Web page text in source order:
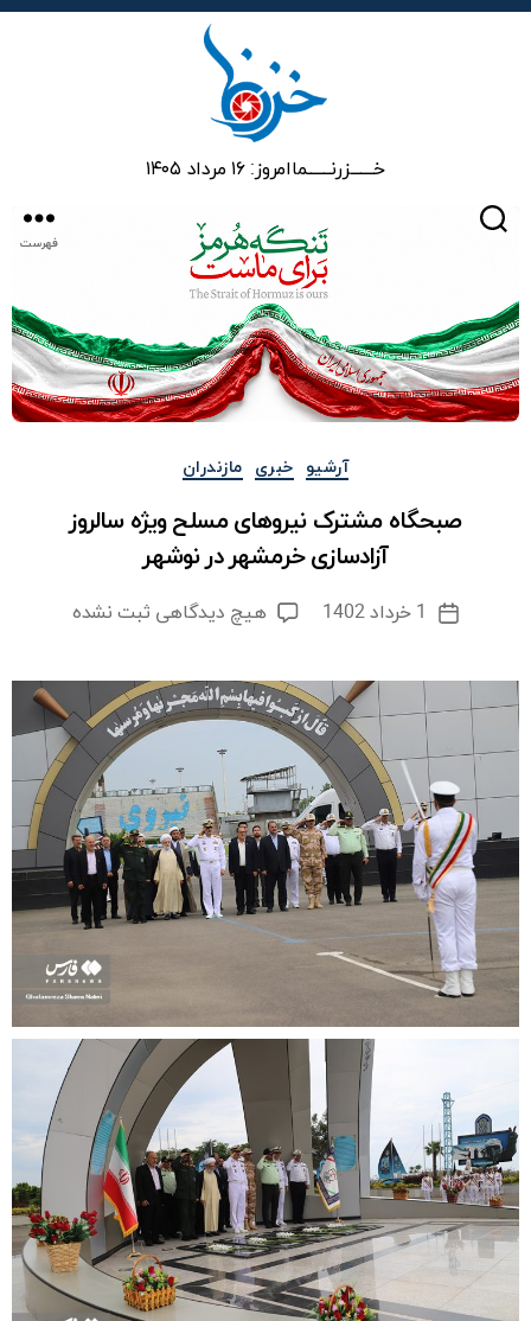
خـــــــزرنـــــــماامروز: ۱۶ مرداد ۱۴۰۵
فهرست
دسته‌ها آرشیو خبری مازندران
صبحگاه مشترک نیروهای مسلح ویژه سالروز
آزادسازی خرمشهر در نوشهر
تاریخ
1 خرداد 1402 هیچ دیدگاهی برای
نیروهای
مسلح
ویژه
سالروز
آزادسازی
خرمشهر
در
نوشهر
ثبت نشده